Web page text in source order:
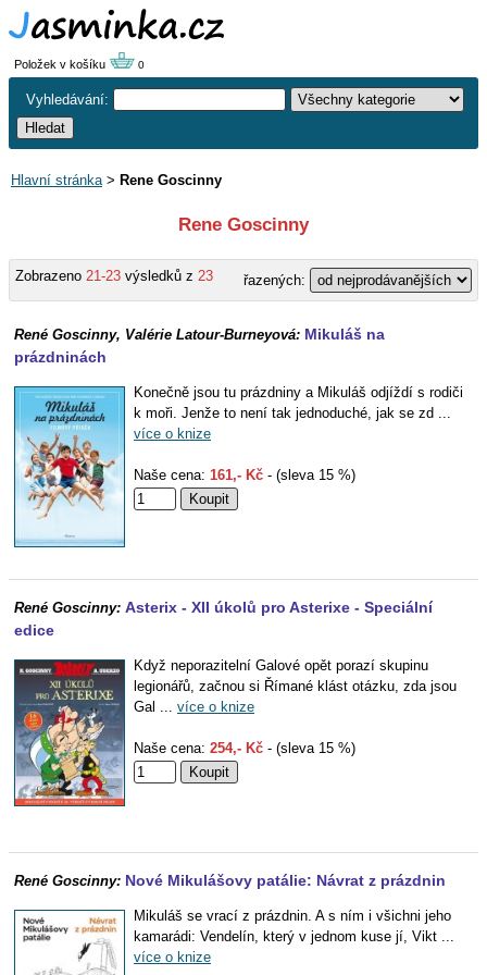
Položek v košíku 0
Vyhledávání:
Hlavní stránka> Rene Goscinny
Rene Goscinny
Zobrazeno 21-23 výsledků z 23 řazených:
René Goscinny, Valérie Latour-Burneyová: Mikuláš na
prázdninách
Konečně jsou tu prázdniny a Mikuláš odjíždí s rodiči
k moři. Jenže to není tak jednoduché, jak se zd ...
více o knize
Naše cena: 161,- Kč - (sleva 15 %)
René Goscinny: Asterix - XII úkolů pro Asterixe - Speciální
edice
Když neporazitelní Galové opět porazí skupinu
legionářů, začnou si Římané klást otázku, zda jsou
Gal ... více o knize
Naše cena: 254,- Kč - (sleva 15 %)
René Goscinny: Nové Mikulášovy patálie: Návrat z prázdnin
Mikuláš se vrací z prázdnin. A s ním i všichni jeho
kamarádi: Vendelín, který v jednom kuse jí, Vikt ...
více o knize